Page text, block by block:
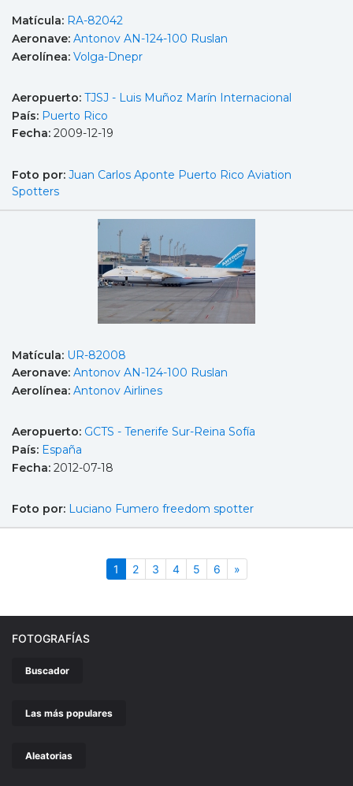
Matícula: RA-82042
Aeronave: Antonov AN-124-100 Ruslan
Aerolínea: Volga-Dnepr
Aeropuerto: TJSJ - Luis Muñoz Marín Internacional
País: Puerto Rico
Fecha: 2009-12-19
Foto por: Juan Carlos Aponte Puerto Rico Aviation
Spotters
Matícula: UR-82008
Aeronave: Antonov AN-124-100 Ruslan
Aerolínea: Antonov Airlines
Aeropuerto: GCTS - Tenerife Sur-Reina Sofía
País: España
Fecha: 2012-07-18
Foto por: Luciano Fumero freedom spotter
1 (actual)
2 3 4 5 6 »Siguiente
FOTOGRAFÍAS
Buscador
Las más populares
Aleatorias